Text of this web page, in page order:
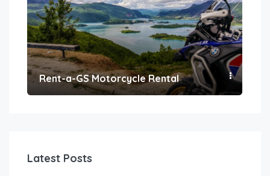
Rent-a-GS Motorcycle Rental
Latest Posts